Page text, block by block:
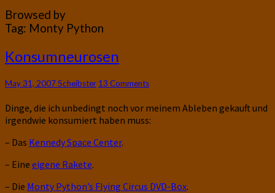
Browsed by
Tag: Monty Python
Konsumneurosen
Konsumneurosen
May 31, 2007Scheibster Comments
13 Comments
Dinge, die ich unbedingt noch vor meinem Ableben gekauft und
irgendwie konsumiert haben muss:
– Das Kennedy Space Center.
– Eine eigene Rakete.
– Die Monty Python’s Flying Circus DVD-Box.